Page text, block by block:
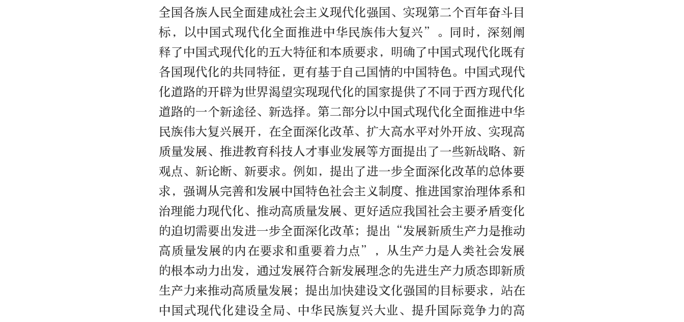
全国各族人民全面建成社会主义现代化强国、实现第二个百年奋斗目
标，以中国式现代化全面推进中华民族伟大复兴”。同时，深刻阐
释了中国式现代化的五大特征和本质要求，明确了中国式现代化既有
各国现代化的共同特征，更有基于自己国情的中国特色。中国式现代
化道路的开辟为世界渴望实现现代化的国家提供了不同于西方现代化
道路的一个新途径、新选择。第二部分以中国式现代化全面推进中华
民族伟大复兴展开，在全面深化改革、扩大高水平对外开放、实现高
质量发展、推进教育科技人才事业发展等方面提出了一些新战略、新
观点、新论断、新要求。例如，提出了进一步全面深化改革的总体要
求，强调从完善和发展中国特色社会主义制度、推进国家治理体系和
治理能力现代化、推动高质量发展、更好适应我国社会主要矛盾变化
的迫切需要出发进一步全面深化改革；提出“发展新质生产力是推动
高质量发展的内在要求和重要着力点”，从生产力是人类社会发展
的根本动力出发，通过发展符合新发展理念的先进生产力质态即新质
生产力来推动高质量发展；提出加快建设文化强国的目标要求，站在
中国式现代化建设全局、中华民族复兴大业、提升国际竞争力的高